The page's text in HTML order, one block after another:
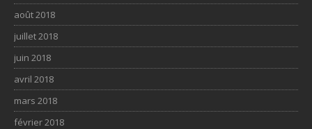
août 2018
juillet 2018
juin 2018
avril 2018
mars 2018
février 2018